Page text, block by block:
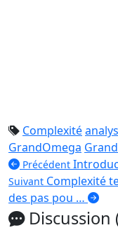
Complexité
GrandOmega
Précédent
Suivant Complexité
des pas pou …
Discussion